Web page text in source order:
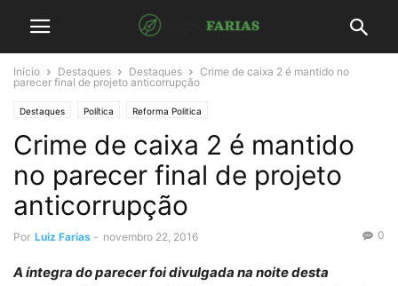
Início Destaques Destaques
Crime de caixa 2 é mantido no
parecer final de projeto anticorrupção
Destaques Política Reforma Politica
Crime de caixa 2 é mantido
no parecer final de projeto
anticorrupção
Por Luiz Farias - novembro 22, 2016 0
A íntegra do parecer foi divulgada na noite desta